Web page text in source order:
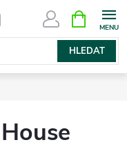
HLEDAT
NÁKUPNÍ
KOŠÍK